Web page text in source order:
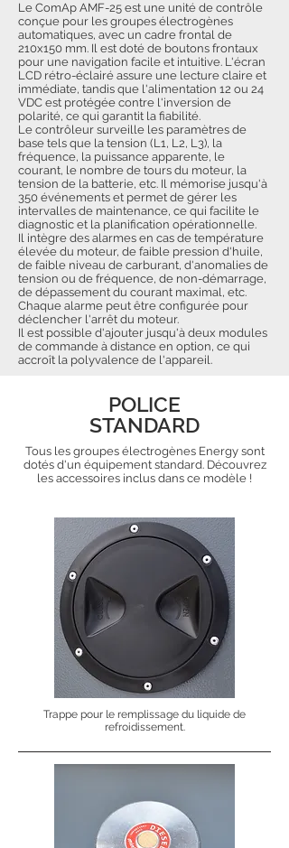
Le ComAp AMF-25 est une unité de contrôle
conçue pour les groupes électrogènes
automatiques, avec un cadre frontal de
210x150 mm. Il est doté de boutons frontaux
pour une navigation facile et intuitive. L'écran
LCD rétro-éclairé assure une lecture claire et
immédiate, tandis que l'alimentation 12 ou 24
VDC est protégée contre l'inversion de
polarité, ce qui garantit la fiabilité.
Le contrôleur surveille les paramètres de
base tels que la tension (L1, L2, L3), la
fréquence, la puissance apparente, le
courant, le nombre de tours du moteur, la
tension de la batterie, etc. Il mémorise jusqu'à
350 événements et permet de gérer les
intervalles de maintenance, ce qui facilite le
diagnostic et la planification opérationnelle.
Il intègre des alarmes en cas de température
élevée du moteur, de faible pression d'huile,
de faible niveau de carburant, d'anomalies de
tension ou de fréquence, de non-démarrage,
de dépassement du courant maximal, etc.
Chaque alarme peut être configurée pour
déclencher l'arrêt du moteur.
Il est possible d'ajouter jusqu'à deux modules
de commande à distance en option, ce qui
accroît la polyvalence de l'appareil.
POLICE
STANDARD
Tous les groupes électrogènes Energy sont
dotés d'un équipement standard. Découvrez
les accessoires inclus dans ce modèle !
Trappe pour le remplissage du liquide de
refroidissement.